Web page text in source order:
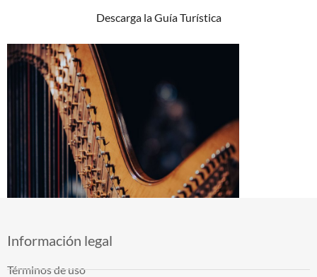
Descarga la Guía Turística
Información legal
Términos de uso